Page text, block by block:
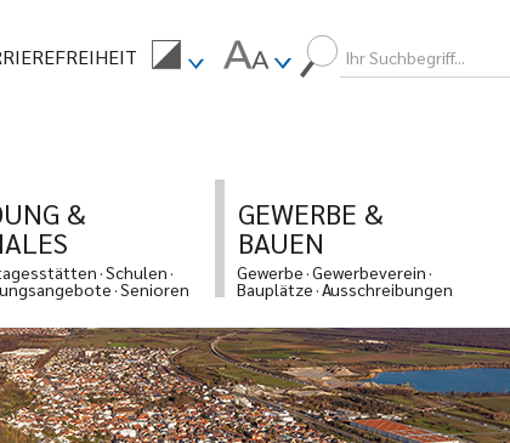
&
Schulen
Senioren
GEWERBE &
BAUEN
Gewerbe Gewerbeverein
Bauplätze Ausschreibungen